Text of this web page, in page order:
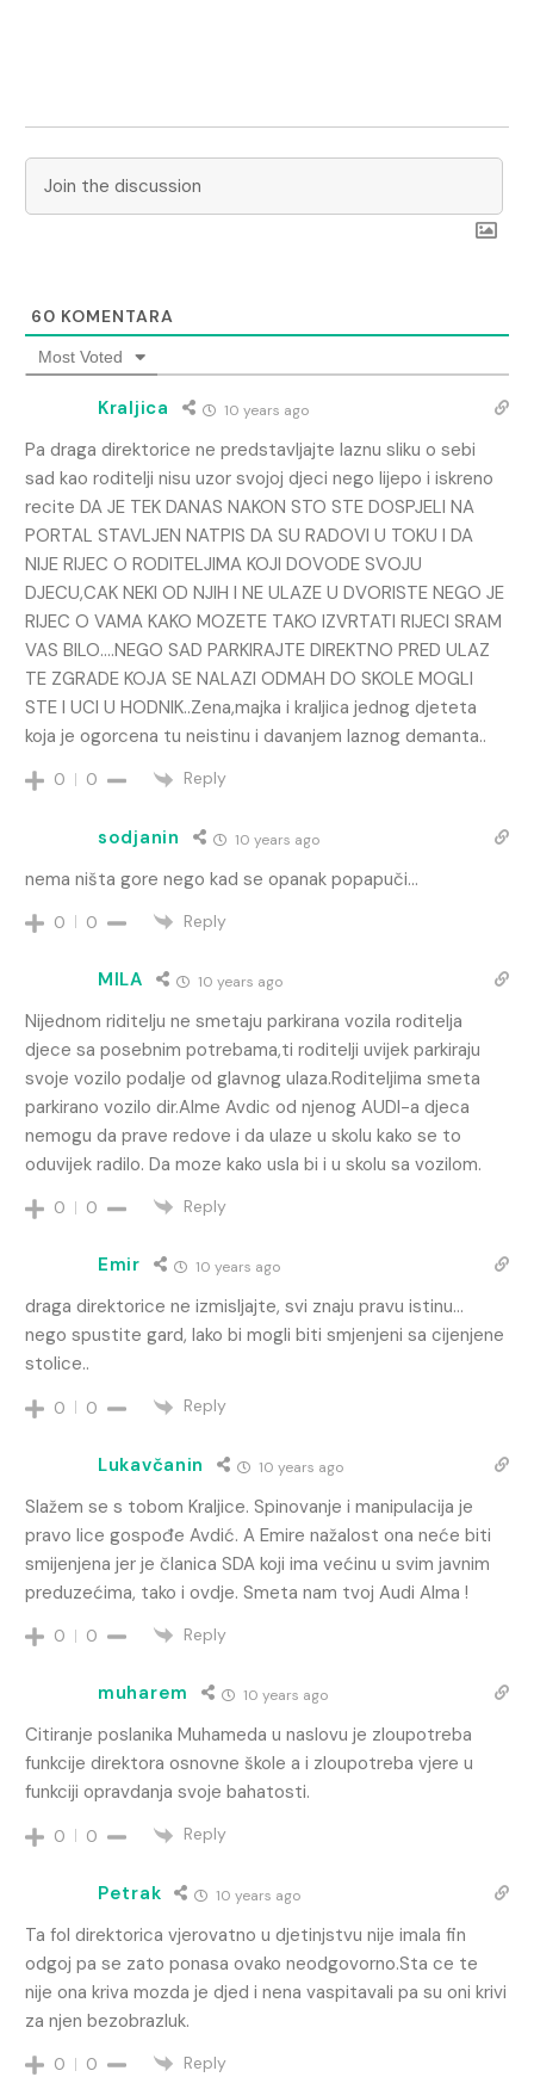
60 KOMENTARA
Most Voted
Kraljica 10 years ago
Pa draga direktorice ne predstavljajte laznu sliku o sebi
sad kao roditelji nisu uzor svojoj djeci nego lijepo i iskreno
recite DA JE TEK DANAS NAKON STO STE DOSPJELI NA
PORTAL STAVLJEN NATPIS DA SU RADOVI U TOKU I DA
NIJE RIJEC O RODITELJIMA KOJI DOVODE SVOJU
DJECU,CAK NEKI OD NJIH I NE ULAZE U DVORISTE NEGO JE
RIJEC O VAMA KAKO MOZETE TAKO IZVRTATI RIJECI SRAM
VAS BILO….NEGO SAD PARKIRAJTE DIREKTNO PRED ULAZ
TE ZGRADE KOJA SE NALAZI ODMAH DO SKOLE MOGLI
STE I UCI U HODNIK..Zena,majka i kraljica jednog djeteta
koja je ogorcena tu neistinu i davanjem laznog demanta..
0 0 Reply
sodjanin 10 years ago
nema ništa gore nego kad se opanak popapuči…
0 0 Reply
MILA 10 years ago
Nijednom riditelju ne smetaju parkirana vozila roditelja
djece sa posebnim potrebama,ti roditelji uvijek parkiraju
svoje vozilo podalje od glavnog ulaza.Roditeljima smeta
parkirano vozilo dir.Alme Avdic od njenog AUDI-a djeca
nemogu da prave redove i da ulaze u skolu kako se to
oduvijek radilo. Da moze kako usla bi i u skolu sa vozilom.
0 0 Reply
Emir 10 years ago
draga direktorice ne izmisljajte, svi znaju pravu istinu…
nego spustite gard, lako bi mogli biti smjenjeni sa cijenjene
stolice..
0 0 Reply
Lukavčanin 10 years ago
Slažem se s tobom Kraljice. Spinovanje i manipulacija je
pravo lice gospođe Avdić. A Emire nažalost ona neće biti
smijenjena jer je članica SDA koji ima većinu u svim javnim
preduzećima, tako i ovdje. Smeta nam tvoj Audi Alma !
0 0 Reply
muharem 10 years ago
Citiranje poslanika Muhameda u naslovu je zloupotreba
funkcije direktora osnovne škole a i zloupotreba vjere u
funkciji opravdanja svoje bahatosti.
0 0 Reply
Petrak 10 years ago
Ta fol direktorica vjerovatno u djetinjstvu nije imala fin
odgoj pa se zato ponasa ovako neodgovorno.Sta ce te
nije ona kriva mozda je djed i nena vaspitavali pa su oni krivi
za njen bezobrazluk.
0 0 Reply